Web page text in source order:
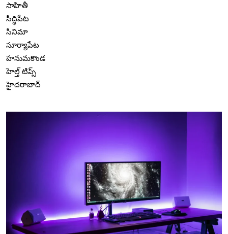
సాహితీ
సిద్ధిపేట
సినిమా
సూర్యాపేట
హనుమకొండ
హెల్త్ టిప్స్
హైదరాబాద్